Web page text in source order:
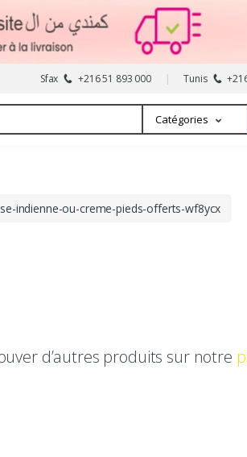
Sfax +216 51 893 000 Tunis
Catégories
indienne-ou-creme-pieds-offerts-wf8ycx
d’autres produits sur notre